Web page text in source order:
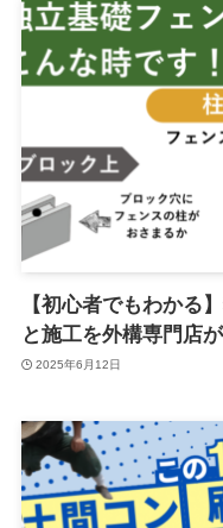
【初心者でもわかる
と施工を外構専門店
2025年6月12日